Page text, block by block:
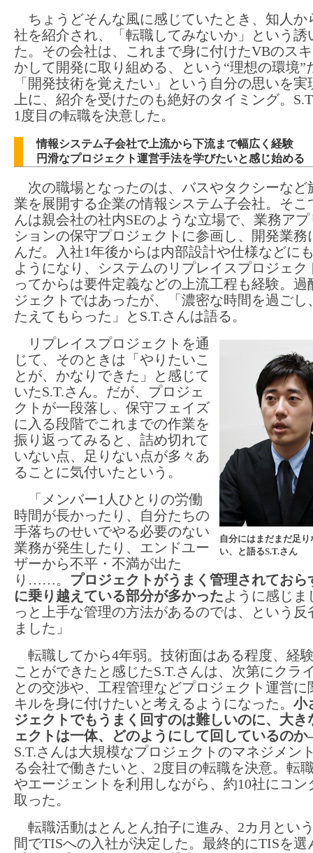
ちょうどそんな風に感じていたとき、知人か
社を紹介され、「転職してみないか」という誘
た。その会社は、これまで身に付けたVBのス
かして開発に取り組める、という“理想の環境”
「開発技術を覚えたい」という自分の思いを実
上に、紹介を受けたのも絶好のタイミング。
1度目の転職を決意した。
情報システム子会社で上流から下流まで幅広く経験
円滑なプロジェクト運営手法を学びたいと感じ始める
次の職場となったのは、バスやタクシーなど
業を展開する企業の情報システム子会社。そこ
んは親会社の社内SEのような立場で、業務ア
ションの保守プロジェクトに参画し、開発業務
んだ。入社1年後からは内部設計や仕様などに
ようになり、システムのリプレイスプロジェク
ってからは要件定義などの上流工程も経験。過
ジェクトではあったが、「濃密な時間を過ごし
たえてもらった」とS.T.さんは語る。
自分にはまだまだ足り
い、と語るS.T.さん
リプレイスプロジェクトを通
じて、そのときは「やりたいこ
とが、かなりできた」と感じて
いたS.T.さん。だが、プロジェ
クトが一段落し、保守フェイズ
に入る段階でこれまでの作業を
振り返ってみると、詰め切れて
いない点、足りない点が多々あ
ることに気付いたという。
「メンバー1人ひとりの労働
時間が長かったり、自分たちの
手落ちのせいでやる必要のない
業務が発生したり、エンドユー
ザーから不平・不満が出た
り……。 プロジェクトがうまく管理されておら
に乗り越えている部分が多かったように感じま
っと上手な管理の方法があるのでは、という反
ました」
転職してから4年弱。技術面はある程度、経
ことができたと感じたS.T.さんは、次第にクラ
との交渉や、工程管理などプロジェクト運営に
キルを身に付けたいと考えるようになった。 小
ジェクトでもうまく回すのは難しいのに、大き
ェクトは一体、どのようにして回しているの
S.T.さんは大規模なプロジェクトのマネジメン
る会社で働きたいと、2度目の転職を決意。転
やエージェントを利用しながら、約10社にコン
取った。
転職活動はとんとん拍子に進み、2カ月とい
間でTISへの入社が決定した。最終的にTISを選